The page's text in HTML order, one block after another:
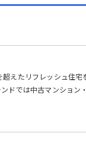
超えたリフレッシュ住
ドでは中古マンション ・